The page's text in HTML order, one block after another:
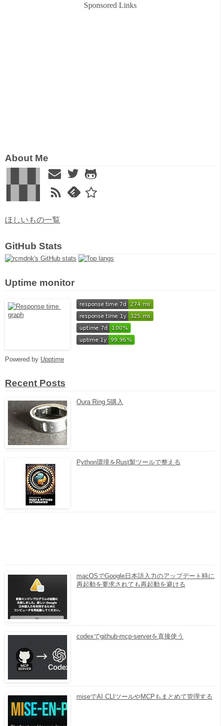
Sponsored Links
About Me
ほしいもの一覧
GitHub Stats
Uptime monitor
Powered by Upptime
Recent Posts
Oura Ring 5購入
Python環境をRust製ツールで整える
macOSでGoogle日本語入力のアップデート時に
再起動を要求されても再起動を避ける
codexでgithub-mcp-serverを直接使う
miseでAI CLIツールやMCPもまとめて管理する